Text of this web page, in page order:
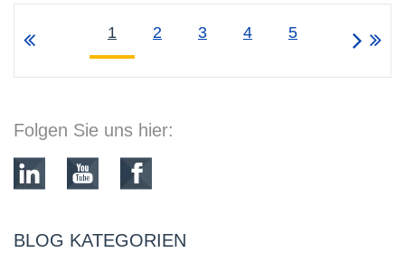
1 2 3 4 5
Folgen Sie uns hier:
BLOG KATEGORIEN